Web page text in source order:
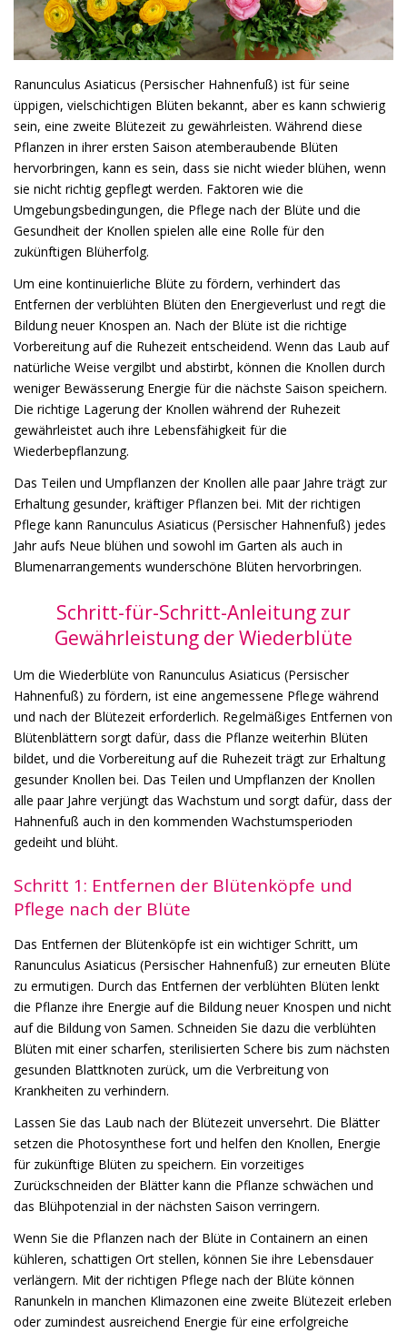
Ranunculus Asiaticus (Persischer Hahnenfuß) ist für seine
üppigen, vielschichtigen Blüten bekannt, aber es kann schwierig
sein, eine zweite Blütezeit zu gewährleisten. Während diese
Pflanzen in ihrer ersten Saison atemberaubende Blüten
hervorbringen, kann es sein, dass sie nicht wieder blühen, wenn
sie nicht richtig gepflegt werden. Faktoren wie die
Umgebungsbedingungen, die Pflege nach der Blüte und die
Gesundheit der Knollen spielen alle eine Rolle für den
zukünftigen Blüherfolg.
Um eine kontinuierliche Blüte zu fördern, verhindert das
Entfernen der verblühten Blüten den Energieverlust und regt die
Bildung neuer Knospen an. Nach der Blüte ist die richtige
Vorbereitung auf die Ruhezeit entscheidend. Wenn das Laub auf
natürliche Weise vergilbt und abstirbt, können die Knollen durch
weniger Bewässerung Energie für die nächste Saison speichern.
Die richtige Lagerung der Knollen während der Ruhezeit
gewährleistet auch ihre Lebensfähigkeit für die
Wiederbepflanzung.
Das Teilen und Umpflanzen der Knollen alle paar Jahre trägt zur
Erhaltung gesunder, kräftiger Pflanzen bei. Mit der richtigen
Pflege kann Ranunculus Asiaticus (Persischer Hahnenfuß) jedes
Jahr aufs Neue blühen und sowohl im Garten als auch in
Blumenarrangements wunderschöne Blüten hervorbringen.
Schritt-für-Schritt-Anleitung zur
Gewährleistung der Wiederblüte
Um die Wiederblüte von Ranunculus Asiaticus (Persischer
Hahnenfuß) zu fördern, ist eine angemessene Pflege während
und nach der Blütezeit erforderlich. Regelmäßiges Entfernen von
Blütenblättern sorgt dafür, dass die Pflanze weiterhin Blüten
bildet, und die Vorbereitung auf die Ruhezeit trägt zur Erhaltung
gesunder Knollen bei. Das Teilen und Umpflanzen der Knollen
alle paar Jahre verjüngt das Wachstum und sorgt dafür, dass der
Hahnenfuß auch in den kommenden Wachstumsperioden
gedeiht und blüht.
Schritt 1: Entfernen der Blütenköpfe und
Pflege nach der Blüte
Das Entfernen der Blütenköpfe ist ein wichtiger Schritt, um
Ranunculus Asiaticus (Persischer Hahnenfuß) zur erneuten Blüte
zu ermutigen. Durch das Entfernen der verblühten Blüten lenkt
die Pflanze ihre Energie auf die Bildung neuer Knospen und nicht
auf die Bildung von Samen. Schneiden Sie dazu die verblühten
Blüten mit einer scharfen, sterilisierten Schere bis zum nächsten
gesunden Blattknoten zurück, um die Verbreitung von
Krankheiten zu verhindern.
Lassen Sie das Laub nach der Blütezeit unversehrt. Die Blätter
setzen die Photosynthese fort und helfen den Knollen, Energie
für zukünftige Blüten zu speichern. Ein vorzeitiges
Zurückschneiden der Blätter kann die Pflanze schwächen und
das Blühpotenzial in der nächsten Saison verringern.
Wenn Sie die Pflanzen nach der Blüte in Containern an einen
kühleren, schattigen Ort stellen, können Sie ihre Lebensdauer
verlängern. Mit der richtigen Pflege nach der Blüte können
Ranunkeln in manchen Klimazonen eine zweite Blütezeit erleben
oder zumindest ausreichend Energie für eine erfolgreiche